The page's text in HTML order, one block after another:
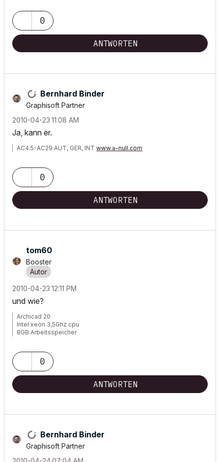
0
ANTWORTEN
Bernhard Binder
Graphisoft Partner
‎2010-04-23 11:08 AM
Ja, kann er.
AC4.5-AC29 AUT, GER, INT www.a-null.com
0
ANTWORTEN
tom60
Booster
‎2010-04-23 12:11 PM
und wie?
Archicad 20
Intel xeon 3,5Ghz cpu
8GB Arbeitsspeicher
0
ANTWORTEN
Bernhard Binder
Graphisoft Partner